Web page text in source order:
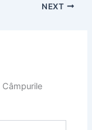
NEXT
Câmpurile